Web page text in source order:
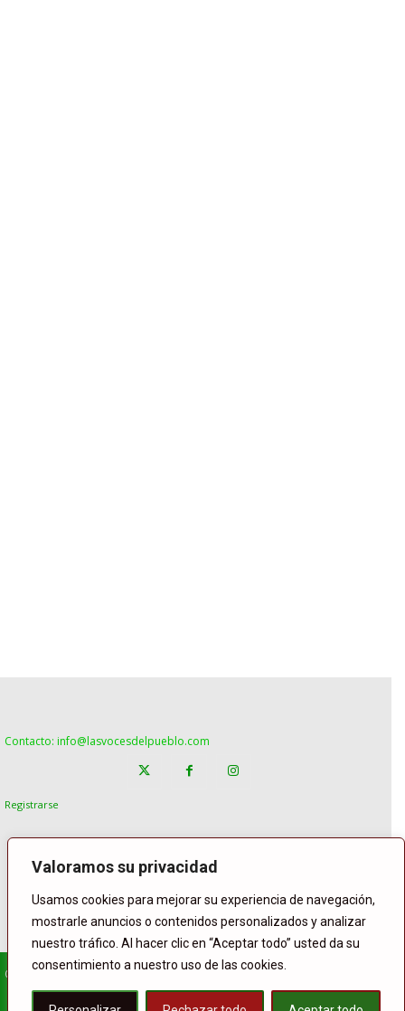
Valoramos su privacidad
Usamos cookies para mejorar su experiencia de navegación,
mostrarle anuncios o contenidos personalizados y analizar
nuestro tráfico. Al hacer clic en “Aceptar todo” usted da su
consentimiento a nuestro uso de las cookies.
Contacto: info@lasvocesdelpueblo.com
Registrarse
© Copyright Lasvocesdelpueblo